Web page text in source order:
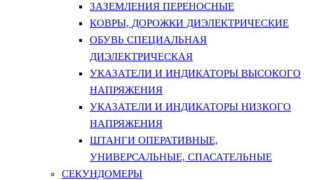
ЗАЗЕМЛЕНИЯ ПЕРЕНОСНЫЕ
КОВРЫ, ДОРОЖКИ ДИЭЛЕКТРИЧЕСКИЕ
ОБУВЬ СПЕЦИАЛЬНАЯ
ДИЭЛЕКТРИЧЕСКАЯ
УКАЗАТЕЛИ И ИНДИКАТОРЫ ВЫСОКОГО
НАПРЯЖЕНИЯ
УКАЗАТЕЛИ И ИНДИКАТОРЫ НИЗКОГО
НАПРЯЖЕНИЯ
ШТАНГИ ОПЕРАТИВНЫЕ,
УНИВЕРСАЛЬНЫЕ, СПАСАТЕЛЬНЫЕ
СЕКУНДОМЕРЫ